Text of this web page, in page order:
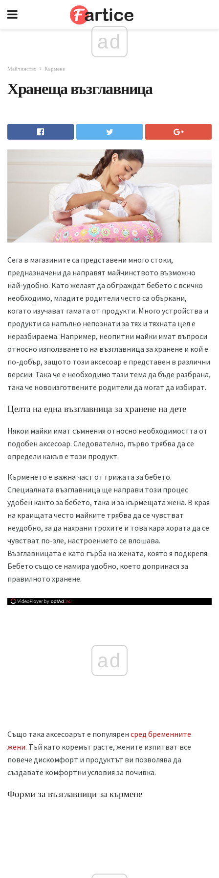
ad
Майчинство Кърмене
Хранеща възглавница
Сега в магазините са представени много стоки,
предназначени да направят майчинството възможно
най-удобно. Като желаят да обграждат бебето с всичко
необходимо, младите родители често са объркани,
когато изучават гамата от продукти. Много устройства и
продукти са напълно непознати за тях и тяхната цел е
неразбираема. Например, неопитни майки имат въпроси
относно използването на възглавница за хранене и кой е
по-добър, защото този аксесоар е представен в различни
версии. Така че е необходимо тази тема да бъде разбрана,
така че новоизготвените родители да могат да избират.
Целта на една възглавница за хранене на дете
Някои майки имат съмнения относно необходимостта от
подобен аксесоар. Следователно, първо трябва да се
определи какъв е този продукт.
Кърменето е важна част от грижата за бебето.
Специалната възглавница ще направи този процес
удобен както за бебето, така и за кърмещата жена. В края
на краищата често майките трябва да се чувстват
неудобно, за да нахрани трохите и това кара хората да се
чувстват по-зле, настроението се влошава.
Възглавницата е като гърба на жената, която я подкрепя.
Бебето също се намира удобно, което допринася за
правилното хранене.
ad
Също така аксесоарът е популярен сред бременните
жени. Тъй като коремът расте, жените изпитват все
повече дискомфорт и продуктът ви позволява да
създавате комфортни условия за почивка.
Форми за възглавници за кърмене